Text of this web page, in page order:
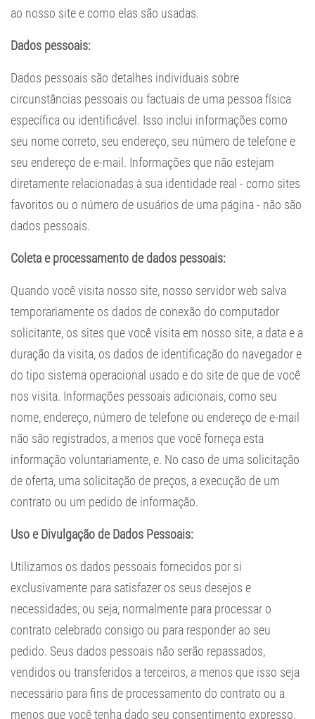
ao nosso site e como elas são usadas.
Dados pessoais:
Dados pessoais são detalhes individuais sobre
circunstâncias pessoais ou factuais de uma pessoa física
específica ou identificável. Isso inclui informações como
seu nome correto, seu endereço, seu número de telefone e
seu endereço de e-mail. Informações que não estejam
diretamente relacionadas à sua identidade real - como sites
favoritos ou o número de usuários de uma página - não são
dados pessoais.
Coleta e processamento de dados pessoais:
Quando você visita nosso site, nosso servidor web salva
temporariamente os dados de conexão do computador
solicitante, os sites que você visita em nosso site, a data e a
duração da visita, os dados de identificação do navegador e
do tipo sistema operacional usado e do site de que de você
nos visita. Informações pessoais adicionais, como seu
nome, endereço, número de telefone ou endereço de e-mail
não são registrados, a menos que você forneça esta
informação voluntariamente, e. No caso de uma solicitação
de oferta, uma solicitação de preços, a execução de um
contrato ou um pedido de informação.
Uso e Divulgação de Dados Pessoais:
Utilizamos os dados pessoais fornecidos por si
exclusivamente para satisfazer os seus desejos e
necessidades, ou seja, normalmente para processar o
contrato celebrado consigo ou para responder ao seu
pedido. Seus dados pessoais não serão repassados,
vendidos ou transferidos a terceiros, a menos que isso seja
necessário para fins de processamento do contrato ou a
menos que você tenha dado seu consentimento expresso.